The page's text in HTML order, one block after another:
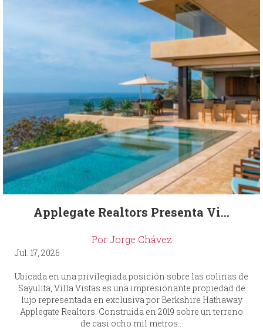
Applegate Realtors Presenta Vi...
Por Jorge Chávez
Jul. 17, 2026
Ubicada en una privilegiada posición sobre las colinas de
Sayulita, Villa Vistas es una impresionante propiedad de
lujo representada en exclusiva por Berkshire Hathaway
Applegate Realtors. Construida en 2019 sobre un terreno
de casi ocho mil metros...